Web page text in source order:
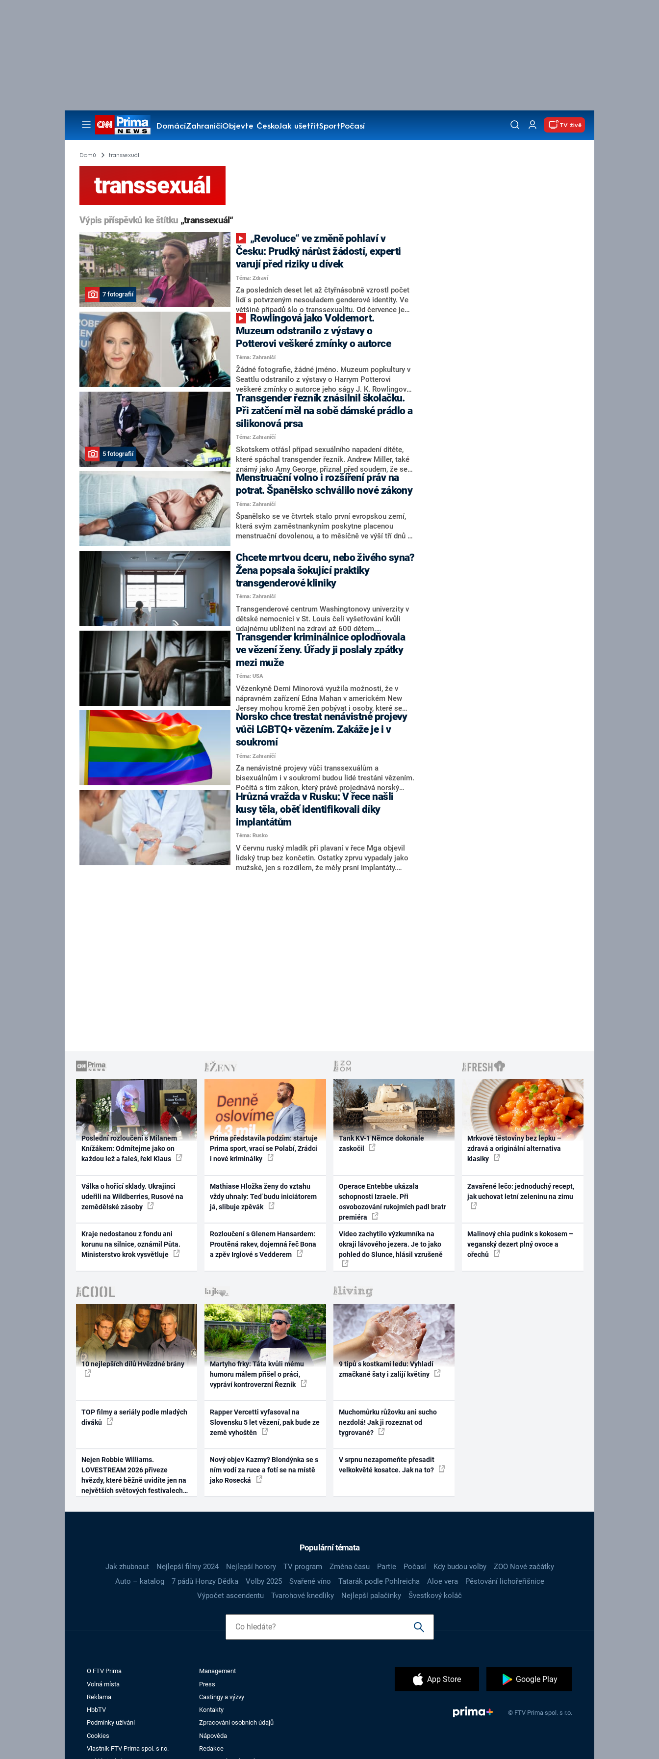
DomácíZahraničíObjevte ČeskoJak ušetřitSportPočasí
Pořady
TV živě
Domů transsexuál
transsexuál
Výpis příspěvků ke štítku „transsexuál“
7 fotografií
Česku: Prudký nárůst žádostí, experti
varují před riziky u dívek
Téma: Zdraví
Za posledních deset let až čtyřnásobně vzrostl počet
lidí s potvrzeným nesouladem genderové identity. Ve
většině případů šlo o transsexualitu. Od července je
pro úřední změnu pohlaví jedinou podmínkou
potvrzení této diagnózy sexuologem. Dříve bylo nutné
podstoupit hormonální léčbu a operaci. Povinnost
zrušil Ústavní soud. Někteří odborníci ale upozorňují,
že tento postup je příliš zjednodušený.
Muzeum odstranilo z výstavy o
Potterovi veškeré zmínky o autorce
Téma: Zahraničí
Žádné fotografie, žádné jméno. Muzeum popkultury v
Seattlu odstranilo z výstavy o Harrym Potterovi
veškeré zmínky o autorce jeho ságy J. K. Rowlingové.
Prý je transfobní a navíc „příliš hlasitá“. Kurátor
výstavy ji následně přirovnal k Pánovi zla z jejích
vlastních knih.
5 fotografií
Transgender řezník znásilnil školačku.
Při zatčení měl na sobě dámské prádlo a
silikonová prsa
Téma: Zahraničí
Skotskem otřásl případ sexuálního napadení dítěte,
které spáchal transgender řezník. Andrew Miller, také
známý jako Amy George, přiznal před soudem, že se
vydával za ženu, když v únoru nalákal malou školačku
do svého vozidla. Holčičku pak držel v zajetí ve svém
domě, kde ji opakovaně sexuálně zneužíval. Při
zadržení policií měl na sobě dámské spodní prádlo a
silikonová prsa. Na případ upozornil web Sky News.
Menstruační volno i rozšíření práv na
potrat. Španělsko schválilo nové zákony
Téma: Zahraničí
Španělsko se ve čtvrtek stalo první evropskou zemí,
která svým zaměstnankyním poskytne placenou
menstruační dovolenou, a to měsíčně ve výší tří dnů s
které při menstruaci trpí silnými bolestmi. Španělská
vláda zároveň přijala řadu zákonů, které rozšiřují práva
na potrat a práva transsexuálů.
Chcete mrtvou dceru, nebo živého syna?
Žena popsala šokující praktiky
transgenderové kliniky
Téma: Zahraničí
Transgenderové centrum Washingtonovy univerzity v
dětské nemocnici v St. Louis čelí vyšetřování kvůli
údajnému ublížení na zdraví až 600 dětem.
Nemocnice měla provádět operace, které nezletilým
pacientům způsobily trvalé tělesné potíže. Na rodiče
prý navíc vyvíjela nátlak, aby se zákroky souhlasili.
Bývalá pracovnice kliniky Jamie Reedová zveřejnila
mrazivá svědectví popisující morálně i lékařsky
pochybné postupy zařízení. Nemocniční personál však
jakákoliv obvinění odmítá.
Transgender kriminálnice oplodňovala
ve vězení ženy. Úřady ji poslaly zpátky
mezi muže
Téma: USA
Vězenkyně Demi Minorová využila možnosti, že v
nápravném zařízení Edna Mahan v americkém New
Jersey mohou kromě žen pobývat i osoby, které se
jako ženy identifikují. Minorová se cítí být příslušníci
něžného pohlaví, třebaže je biologicky stále mužem. V
ženské věznici navíc oplodnila dvě spoluvězeňkyně,
úřady ji proto poslaly zpátky mezi muže.
Norsko chce trestat nenávistné projevy
vůči LGBTQ+ vězením. Zakáže je i v
soukromí
Téma: Zahraničí
Za nenávistné projevy vůči transsexuálům a
bisexuálnům i v soukromí budou lidé trestáni vězením.
Počítá s tím zákon, který právě projednává norský
parlament. Novela by zakazovala diskriminaci na
základě pohlaví či genderové identity. Její součástí by
také byly přísnější tresty pro obviněné z násilných
trestních činů motivovaných genderovou identitou
nebo sexuální orientací.
Hrůzná vražda v Rusku: V řece našli
kusy těla, oběť identifikovali díky
implantátům
Téma: Rusko
V červnu ruský mladík při plavaní v řece Mga objevil
lidský trup bez končetin. Ostatky zprvu vypadaly jako
mužské, jen s rozdílem, že měly prsní implantáty.
Poslední rozloučení s Milanem
Knížákem: Odmítejme jako on
každou lež a faleš, řekl Klaus
Válka o hořící sklady. Ukrajinci
udeřili na Wildberries, Rusové na
zemědělské zásoby
Kraje nedostanou z fondu ani
korunu na silnice, oznámil Půta.
Ministerstvo krok vysvětluje
Prima představila podzim: startuje
Prima sport, vrací se Polabí, Zrádci
i nové kriminálky
Mathiase Hložka ženy do vztahu
vždy uhnaly: Teď budu iniciátorem
já, slibuje zpěvák
Rozloučení s Glenem Hansardem:
Proutěná rakev, dojemná řeč Bona
a zpěv Irglové s Vedderem
Tank KV-1 Němce dokonale
zaskočil
Operace Entebbe ukázala
schopnosti Izraele. Při
osvobozování rukojmích padl bratr
premiéra
Video zachytilo výzkumníka na
okraji lávového jezera. Je to jako
pohled do Slunce, hlásil vzrušeně
Mrkvové těstoviny bez lepku –
zdravá a originální alternativa
klasiky
Zavařené lečo: jednoduchý recept,
jak uchovat letní zeleninu na zimu
Malinový chia pudink s kokosem –
veganský dezert plný ovoce a
ořechů
10 nejlepších dílů Hvězdné brány
TOP filmy a seriály podle mladých
diváků
Nejen Robbie Williams.
LOVESTREAM 2026 přiveze
hvězdy, které běžně uvidíte jen na
největších světových festivalech
Martyho frky: Táta kvůli mému
humoru málem přišel o práci,
vypráví kontroverzní Řezník
Rapper Vercetti vyfasoval na
Slovensku 5 let vězení, pak bude ze
země vyhoštěn
Nový objev Kazmy? Blondýnka se s
ním vodí za ruce a fotí se na místě
jako Rosecká
9 tipů s kostkami ledu: Vyhladí
zmačkané šaty i zalijí květiny
Muchomůrku růžovku ani sucho
nezdolá! Jak ji rozeznat od
tygrované?
V srpnu nezapomeňte přesadit
velkokvěté kosatce. Jak na to?
Populární témata
Jak zhubnout Nejlepší filmy 2024 Nejlepší horory TV program Změna času Partie Počasí Kdy budou volby
ZOO Nové začátky
Auto – katalog
7 pádů Honzy Dědka Volby 2025 Svařené víno Tatarák podle Pohlreicha Aloe vera
Pěstování lichořeřišnice
Výpočet ascendentu
Tvarohové knedlíky Nejlepší palačinky Švestkový koláč
O FTV Prima
Management
Volná místa
Press
Reklama
Castingy a výzvy
HbbTV
Kontakty
Podmínky užívání
Zpracování osobních údajů
Cookies
Nápověda
Vlastník FTV Prima spol. s r.o.
Redakce
App Store Google Play
© FTV Prima spol. s r.o.